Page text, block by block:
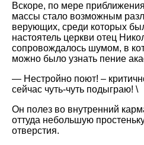
Вскоре, по мере
массы стало возможным
верующих, среди которых
настоятель церкви отец
сопровождалось шумом, в
можно было узнать пение
— Нестройно поют! –
сейчас чуть-чуть подыграю! \
Он полез во внутренний
оттуда небольшую
отверстия.